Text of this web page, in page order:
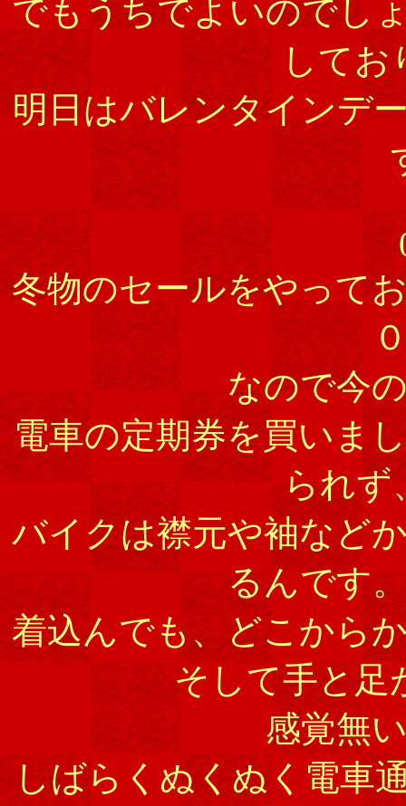
でもうちでよいのでし
してお
明日はバレンタインデ
冬物のセールをやって
なので今
電車の定期券を買いま
られず
バイクは襟元や袖など
るんです
着込んでも、どこから
そして手と足
感覚無
しばらくぬくぬく電車